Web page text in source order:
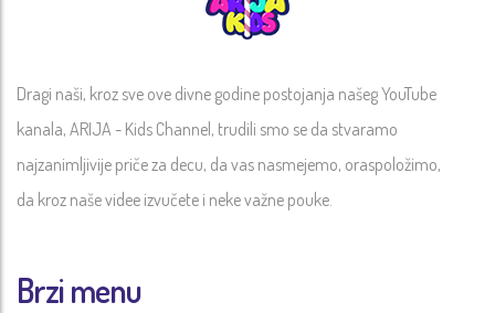
Dragi naši, kroz sve ove divne godine postojanja našeg YouTube
kanala, ARIJA - Kids Channel, trudili smo se da stvaramo
najzanimljivije priče za decu, da vas nasmejemo, oraspoložimo,
da kroz naše videe izvučete i neke važne pouke.
Brzi menu